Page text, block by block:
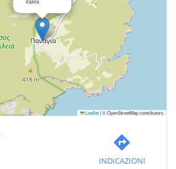
Iraklia
Leaflet|© OpenStreetMap contributors
INDICAZIONI